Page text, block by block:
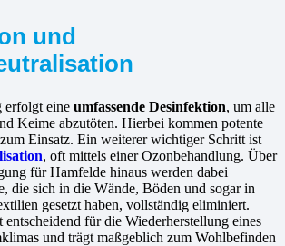
und
erfolgt eine umfassende Desinfektion, um alle
Keime abzutöten. Hierbei kommen potente
Einsatz. Ein weiterer wichtiger Schritt ist
, oft mittels einer Ozonbehandlung. Über
für Hamfelde hinaus werden dabei
die sich in die Wände, Böden und sogar in
gesetzt haben, vollständig eliminiert.
entscheidend für die Wiederherstellung eines
und trägt maßgeblich zum Wohlbefinden